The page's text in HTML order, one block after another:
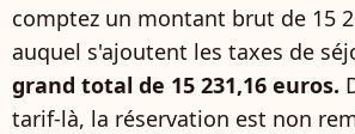
comptez un montant brut de 15
auquel s'ajoutent les taxes de
grand total de 15 231,16 euros.
tarif-là, la réservation est non